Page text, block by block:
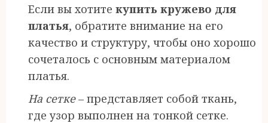
Если вы хотите купить кружево для
платья, обратите внимание на его
качество и структуру, чтобы оно хорошо
сочеталось с основным материалом
платья.
На сетке– представляет собой ткань,
где узор выполнен на тонкой сетке.